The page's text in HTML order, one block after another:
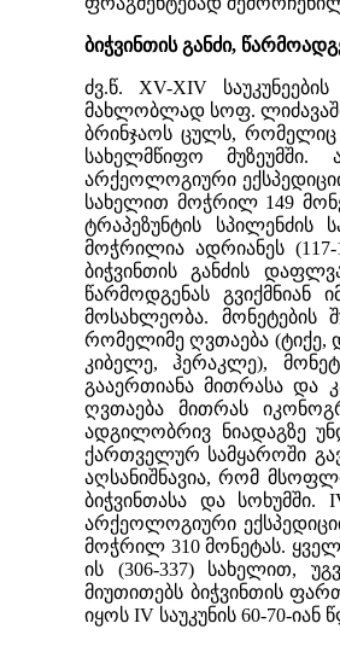
ბიჭვინთის განძი,
ძვ.წ. XV-XIV
მახლობლად სოფ.
ბრინჯაოს ცულს,
სახელმწიფო მუზეუმში.
არქეოლოგიური
სახელით მოჭრილ 149
ტრაპეზუნტის სპილენძის
მოჭრილია ადრიანეს
ბიჭვინთის განძის
წარმოდგენას გვიქმნიან
მოსახლეობა. მონეტების
რომელიმე ღვთაება (ტიქე,
კიბელე, ჰერაკლე),
გააერთიანა მითრასა და
ღვთაება მითრას
ადგილობრივ ნიადაგზე
ქართველურ სამყაროში
აღსანიშნავია, რომ
ბიჭვინთასა და სოხუმში.
არქეოლოგიური
მოჭრილ 310 მონეტას.
ის (306-337) სახელით,
მიუთითებს ბიჭვინთის
იყოს IV საუკუნის 60-70-